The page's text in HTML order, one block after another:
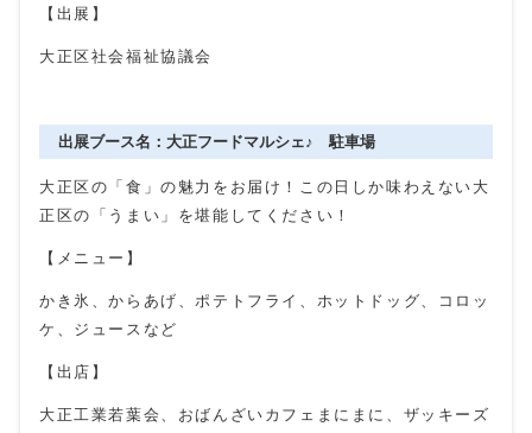
【出展】
大正区社会福祉協議会
出展ブース名：大正フードマルシェ♪ 駐車場
大正区の「食」の魅力をお届け！この日しか味わえない大
正区の「うまい」を堪能してください！
【メニュー】
かき氷、からあげ、ポテトフライ、ホットドッグ、コロッ
ケ、ジュースなど
【出店】
大正工業若葉会、おばんざいカフェまにまに、ザッキーズ